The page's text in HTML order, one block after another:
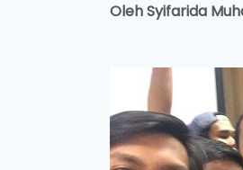
Oleh Syifarida